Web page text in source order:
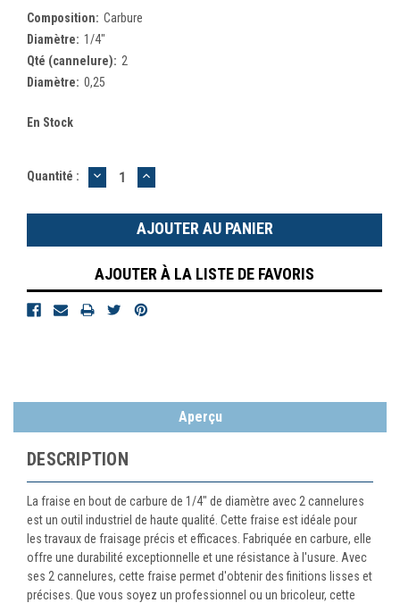
Composition: Carbure
Diamètre: 1/4"
Qté (cannelure): 2
Diamètre: 0,25
En Stock
Quantité : DIMINUER
LA
:
AUGMENTER
LA
:
AJOUTER À LA LISTE DE FAVORIS
Aperçu
DESCRIPTION
La fraise en bout de carbure de 1/4" de diamètre avec 2 cannelures
est un outil industriel de haute qualité. Cette fraise est idéale pour
les travaux de fraisage précis et efficaces. Fabriquée en carbure, elle
offre une durabilité exceptionnelle et une résistance à l'usure. Avec
ses 2 cannelures, cette fraise permet d'obtenir des finitions lisses et
précises. Que vous soyez un professionnel ou un bricoleur, cette